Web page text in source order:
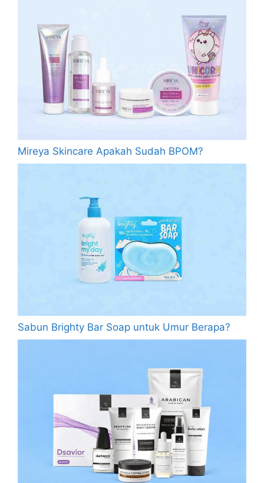
Mireya Skincare Apakah Sudah BPOM?
Sabun Brighty Bar Soap untuk Umur Berapa?